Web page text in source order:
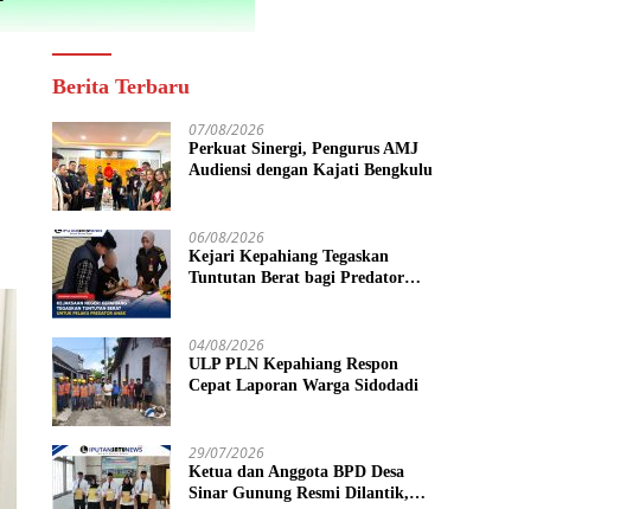
Berita Terbaru
07/08/2026
Perkuat Sinergi, Pengurus AMJ
Audiensi dengan Kajati Bengkulu
06/08/2026
Kejari Kepahiang Tegaskan
Tuntutan Berat bagi Predator
Vonis Hakim 18 Tahun Penjara
04/08/2026
ULP PLN Kepahiang Respon
Cepat Laporan Warga Sidodadi
29/07/2026
Ketua dan Anggota BPD Desa
Sinar Gunung Resmi Dilantik,